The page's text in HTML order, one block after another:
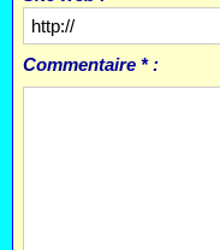
Commentaire * :